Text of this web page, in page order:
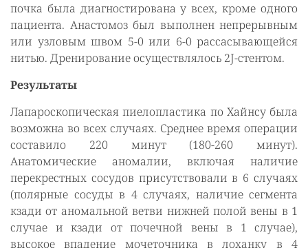
почка была диагностирована у всех, кроме одного
пациента. Анастомоз был выполнен непрерывным
или узловым швом 5-0 или 6-0 рассасывающейся
нитью. Дренирование осуществлялось 2J-стентом.
Результаты
Лапароскопическая пиелопластика по Хайнсу была
возможна во всех случаях. Среднее время операции
составило 220 минут (180-260 минут).
Анатомические аномалии, включая наличие
перекрестных сосудов присутствовали в 6 случаях
(полярные сосуды в 4 случаях, наличие сегмента
кзади от аномальной ветви нижней полой вены в 1
случае и кзади от почечной вены в 1 случае),
высокое впадение мочеточника в лоханку в 4